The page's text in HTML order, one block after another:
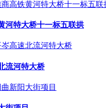
河特大桥十一标五联拱
流河特大桥